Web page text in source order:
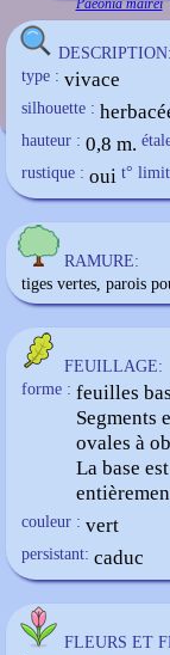
Paeonia mairei
DESCRIPTION:
type : vivace
silhouette :
hauteur : 0,8 m.
rustique : oui t°
RAMURE:
tiges vertes, parois
FEUILLAGE:
forme : feuilles
Segments
ovales à
La base
couleur : vert
persistant: caduc
FLEURS ET